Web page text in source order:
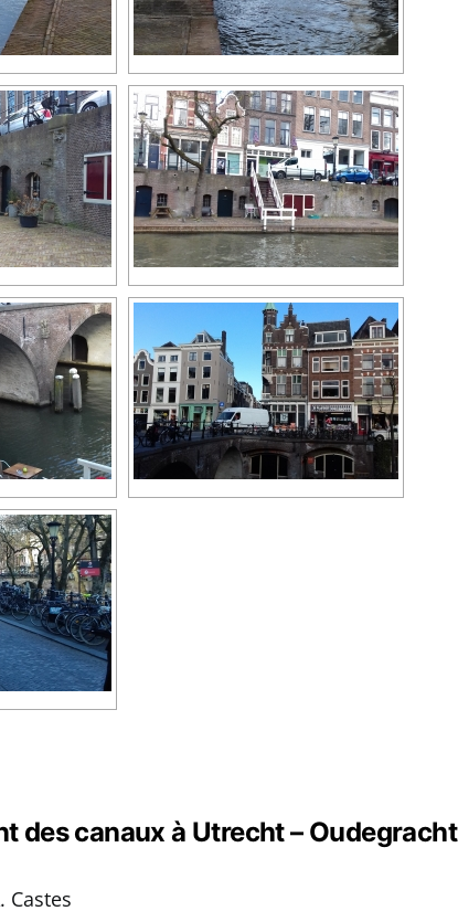
des canaux à Utrecht – Oudegracht
Castes